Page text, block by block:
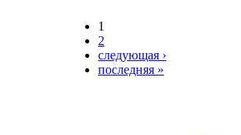
1
2
следующая ›
последняя »